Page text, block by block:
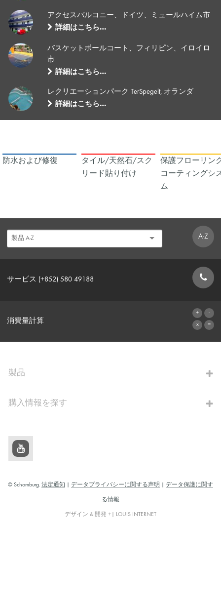
アクセスバルコニー、ドイツ、ミュールハイム市
詳細はこちら…
バスケットボールコート、フィリピン、イロイロ
市
詳細はこちら…
レクリエーションパーク TerSpegelt, オランダ
詳細はこちら…
防水および修復
タイル/天然石/スク
リード貼り付け
保護フローリン
コーティングシ
ム
A-Z
サービス (+852) 580 49188
消費量計算
製品
購入情報を探す
© Schomburg. 法定通知 データプライバシーに関する声明 データ保護に関す
る情報
デザイン & 開発 +| LOUIS INTERNET